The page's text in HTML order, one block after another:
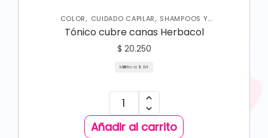
COLOR, CUIDADO CAPILAR, SHAMPOOS Y
ACONDICIONADORES
Tónico cubre canas Herbacol
$ 20.250
Mililitro a: $ 84
Añadir al carrito